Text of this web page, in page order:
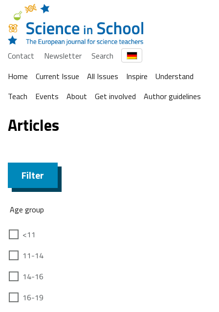
Contact Newsletter
Search
Home
Current Issue All Issues Inspire
Understand
Teach
Events About Get involved Author guidelines
Articles
Filter
Age group
<11
11-14
14-16
16-19